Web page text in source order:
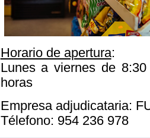
Horario de apertura:
Lunes a viernes de
horas
Empresa adjudicataria:
Télefono: 954 236 978